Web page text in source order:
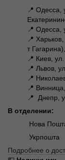
📍 Одесса,
📍 Одесса,
📍
т
📍 Киев,
📍 Львов,
📍
📍
📍 Днепр,
В отделении:
Нова
Укрпошта
Подробнее о